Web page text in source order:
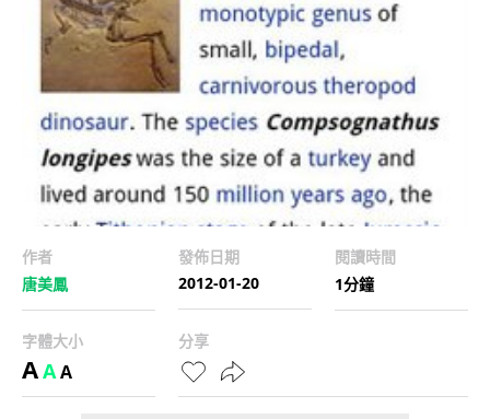
作者
唐美鳳
發佈日期
2012-01-20
閱讀時間
1分鐘
字體大小
AAA
分享